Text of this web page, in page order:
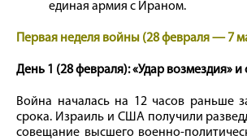
единая армия с Ираном.
Первая неделя войны (28 февраля — 7
День 1 (28 февраля): «Удар возмездия» и
Война началась на 12 часов раньше
срока. Израиль и США получили
совещание высшего военно-